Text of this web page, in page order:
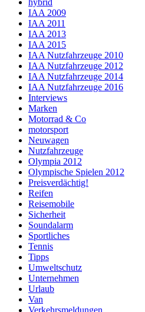
IAA 2009
IAA 2011
IAA 2013
IAA 2015
IAA Nutzfahrzeuge 2010
IAA Nutzfahrzeuge 2012
IAA Nutzfahrzeuge 2014
IAA Nutzfahrzeuge 2016
Interviews
Marken
Motorrad & Co
motorsport
Neuwagen
Nutzfahrzeuge
Olympia 2012
Olympische Spielen 2012
Preisverdächtig!
Reifen
Reisemobile
Sicherheit
Soundalarm
Sportliches
Tennis
Tipps
Umweltschutz
Unternehmen
Urlaub
Van
Verkehrsmeldungen